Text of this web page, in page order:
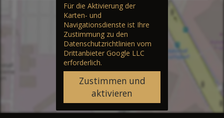
Für die Aktivierung der
Karten- und
Navigationsdienste ist Ihre
Zustimmung zu den
Datenschutzrichtlinien vom
Drittanbieter Google LLC
erforderlich.
Zustimmen und
aktivieren